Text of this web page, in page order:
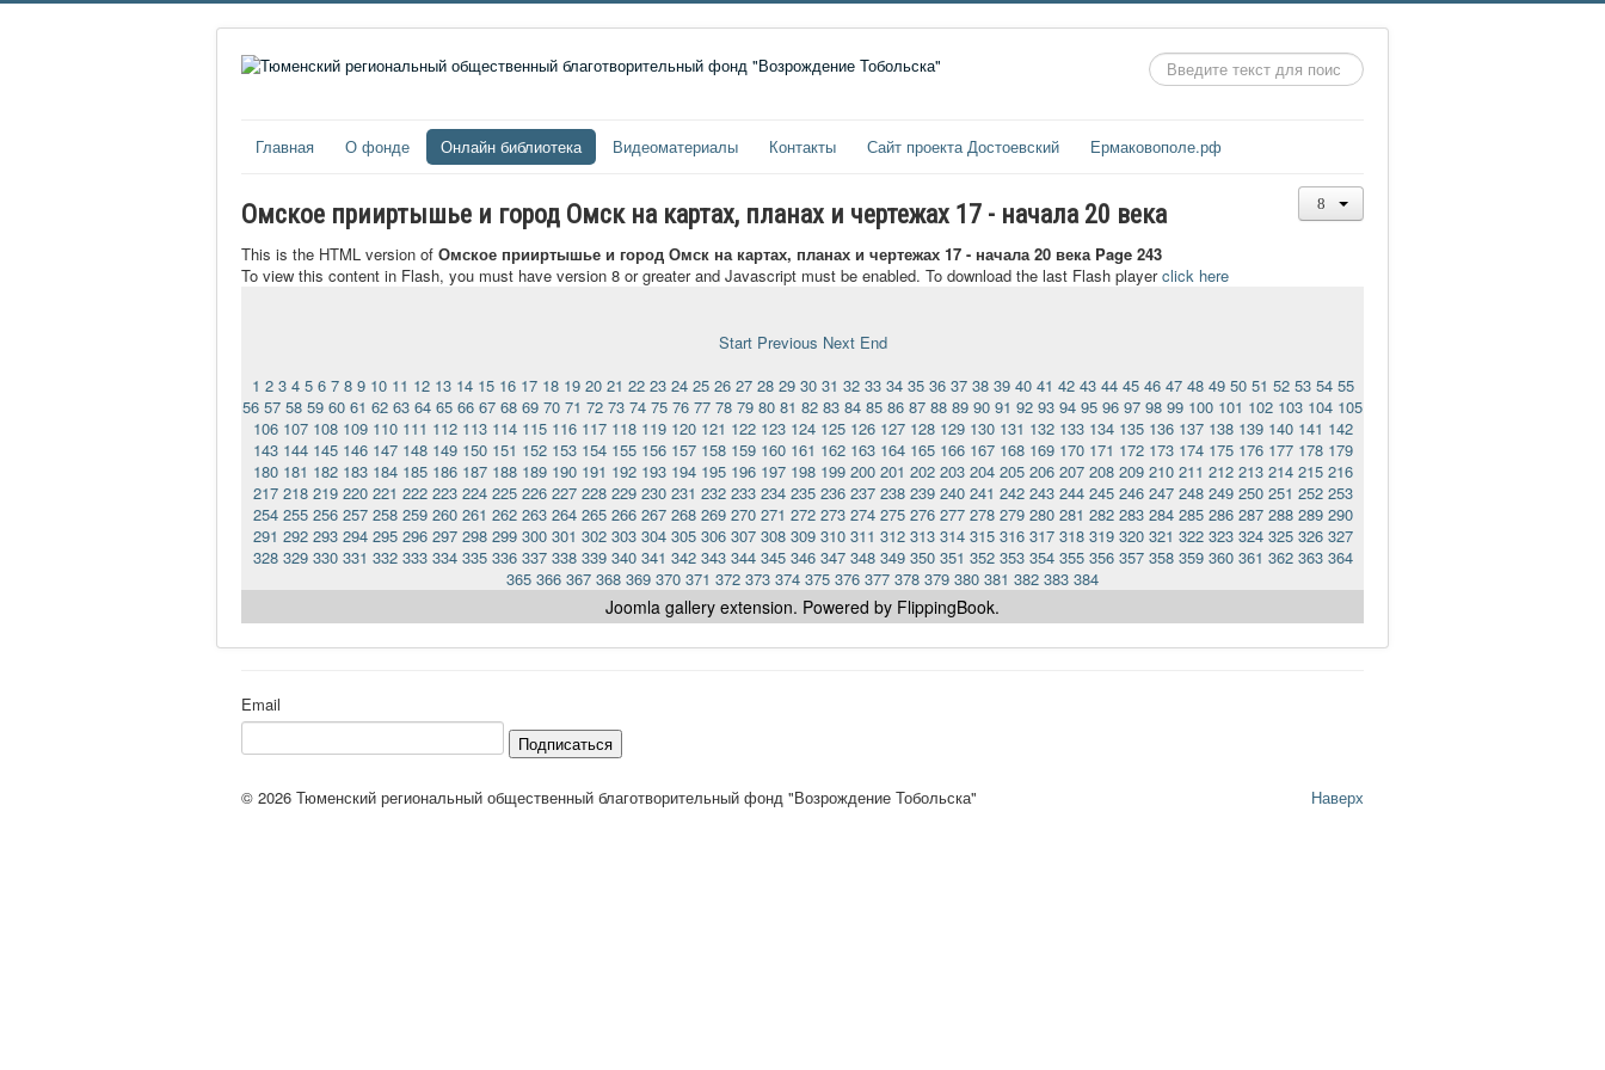
Искать...
Главная О фонде Онлайн библиотека Видеоматериалы Контакты Сайт проекта Достоевский Ермаковополе.рф
Омское прииртышье и город Омск на картах, планах и чертежах 17 - начала 20 века
This is the HTML version of Омское прииртышье и город Омск на картах, планах и чертежах 17 - начала 20 века Page 243
To view this content in Flash, you must have version 8 or greater and Javascript must be enabled. To download the last Flash playerclick here
Start Previous Next End
1 2 3 4 5 6 7 8 9 10 11 12 13 14 15 16 17 18 19 20 21 22 23 24 25 26 27 28 29 30 31 32 33 34 35 36 37 38 39 40 41 42 43 44 45 46 47 48 49 50 51 52 53 54 55
56 57 58 59 60 61 62 63 64 65 66 67 68 69 70 71 72 73 74 75 76 77 78 79 80 81 82 83 84 85 86 87 88 89 90 91 92 93 94 95 96 97 98 99 100 101 102 103 104 105
106 107 108 109 110 111 112 113 114 115 116 117 118 119 120 121 122 123 124 125 126 127 128 129 130 131 132 133 134 135 136 137 138 139 140 141 142
143 144 145 146 147 148 149 150 151 152 153 154 155 156 157 158 159 160 161 162 163 164 165 166 167 168 169 170 171 172 173 174 175 176 177 178 179
180 181 182 183 184 185 186 187 188 189 190 191 192 193 194 195 196 197 198 199 200 201 202 203 204 205 206 207 208 209 210 211 212 213 214 215 216
217 218 219 220 221 222 223 224 225 226 227 228 229 230 231 232 233 234 235 236 237 238 239 240 241 242 243 244 245 246 247 248 249 250 251 252 253
254 255 256 257 258 259 260 261 262 263 264 265 266 267 268 269 270 271 272 273 274 275 276 277 278 279 280 281 282 283 284 285 286 287 288 289 290
291 292 293 294 295 296 297 298 299 300 301 302 303 304 305 306 307 308 309 310 311 312 313 314 315 316 317 318 319 320 321 322 323 324 325 326 327
328 329 330 331 332 333 334 335 336 337 338 339 340 341 342 343 344 345 346 347 348 349 350 351 352 353 354 355 356 357 358 359 360 361 362 363 364
365 366 367 368 369 370 371 372 373 374 375 376 377 378 379 380 381 382 383 384
Joomla gallery extension. Powered by FlippingBook.
Email
Подписаться
Наверх
© 2026 Тюменский региональный общественный благотворительный фонд "Возрождение Тобольска"